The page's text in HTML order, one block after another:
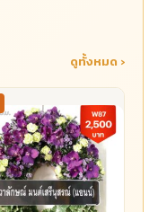
ดูทั้งหมด ›